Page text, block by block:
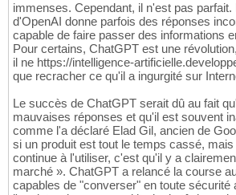
immenses. Cependant, il n'est pas parfait.
d'OpenAI donne parfois des réponses
capable de faire passer des informations
Pour certains, ChatGPT est une
il ne https://intelligence-
que recracher ce qu'il a ingurgité sur
Le succès de ChatGPT serait dû au fait
mauvaises réponses et qu'il est souvent
comme l'a déclaré Elad Gil, ancien de
si un produit est tout le temps cassé,
continue à l'utiliser, c'est qu'il y a
marché ». ChatGPT a relancé la course
capables de "converser" en toute sécurité